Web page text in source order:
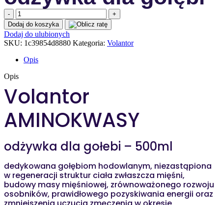
ilość
VOLANTOR
AMINOKWASY
–
odżywka
dla
gołębi
500ml
Dodaj do koszyka
Dodaj do ulubionych
SKU: 1c39854d8880 Kategoria: Volantor
Opis
Opis
Volantor
AMINOKWASY
odżywka dla gołebi – 500ml
dedykowana gołębiom hodowlanym, niezastąpiona
w regeneracji struktur ciała zwłaszcza mięśni,
budowy masy mięśniowej, zrównoważonego rozwoju
osobników, prawidłowego pozyskiwania energii oraz